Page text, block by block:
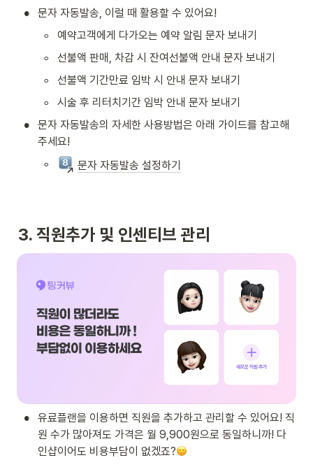
• 문자 자동발송, 이럴 때 활용할 수 있어요!
◦ 예약고객에게 다가오는 예약 알림 문자 보내기
◦ 선불액 판매, 차감 시 잔여선불액 안내 문자 보내기
◦ 선불액 기간만료 임박 시 안내 문자 보내기
◦ 시술 후 리터치기간 임박 안내 문자 보내기
•
문자 자동발송의 자세한 사용방법은 아래 가이드를 참고해
주세요!
◦ 문자 자동발송 설정하기
3. 직원추가 및 인센티브 관리
•
유료플랜을 이용하면 직원을 추가하고 관리할 수 있어요! 직
원 수가 많아져도 가격은 월 9,900원으로 동일하니까! 다
인샵이어도 비용부담이 없겠죠?